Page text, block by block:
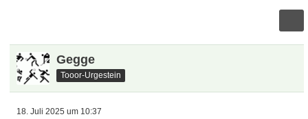
Gegge
Tooor-Urgestein
18. Juli 2025 um 10:37